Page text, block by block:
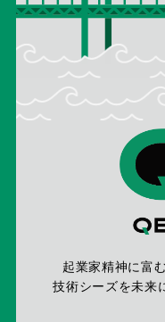
起業家精神に富
技術シーズを未来